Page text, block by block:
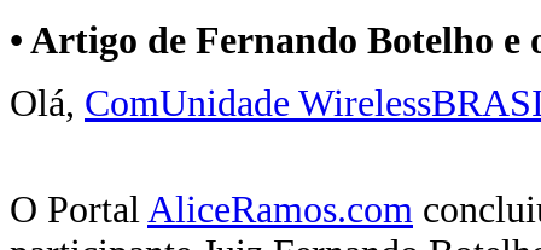
• Artigo de Fernando Botelho e
Olá, ComUnidade
O PortalAliceRamos.com